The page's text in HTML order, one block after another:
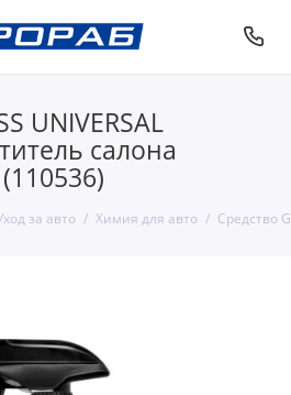
UNIVERSAL
салона
за авто Химия для авто Средство